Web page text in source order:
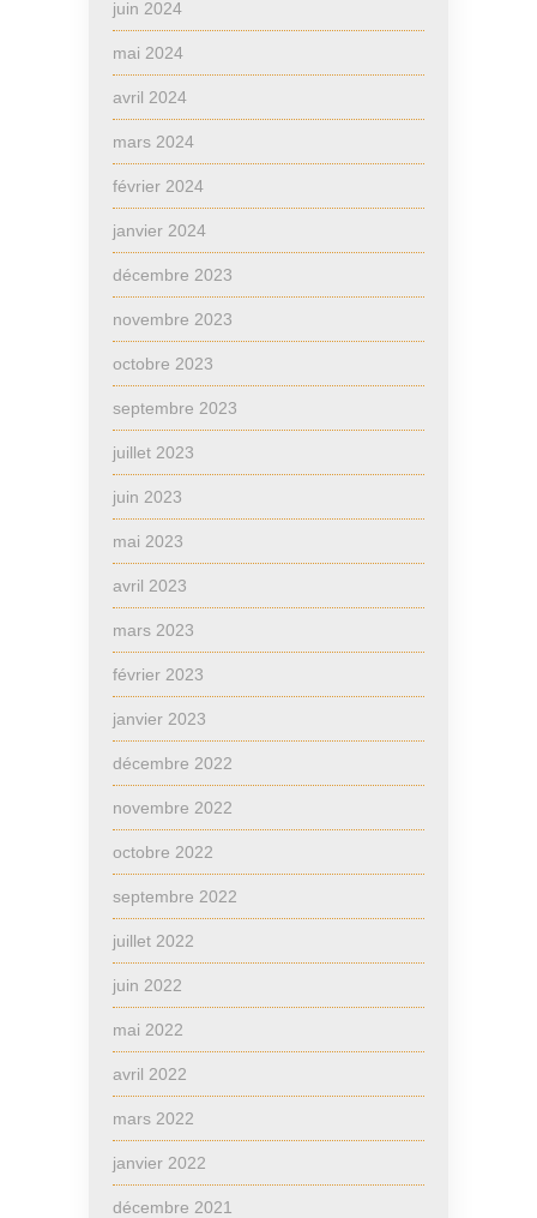
juin 2024
mai 2024
avril 2024
mars 2024
février 2024
janvier 2024
décembre 2023
novembre 2023
octobre 2023
septembre 2023
juillet 2023
juin 2023
mai 2023
avril 2023
mars 2023
février 2023
janvier 2023
décembre 2022
novembre 2022
octobre 2022
septembre 2022
juillet 2022
juin 2022
mai 2022
avril 2022
mars 2022
janvier 2022
décembre 2021